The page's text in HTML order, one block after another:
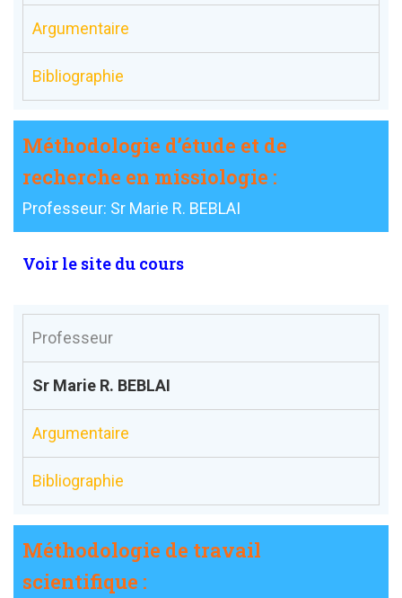
Argumentaire
Bibliographie
Méthodologie d’étude et de
recherche en missiologie :
Professeur: Sr Marie R. BEBLAI
Voir le site du cours
Professeur
Sr Marie R. BEBLAI
Argumentaire
Bibliographie
Méthodologie de travail
scientifique :